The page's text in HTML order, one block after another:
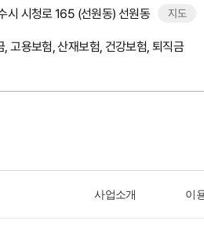
시 시청로 165 (선원동) 선원동 지도
, 고용보험, 산재보험, 건강보험, 퇴직금
사업소개 이